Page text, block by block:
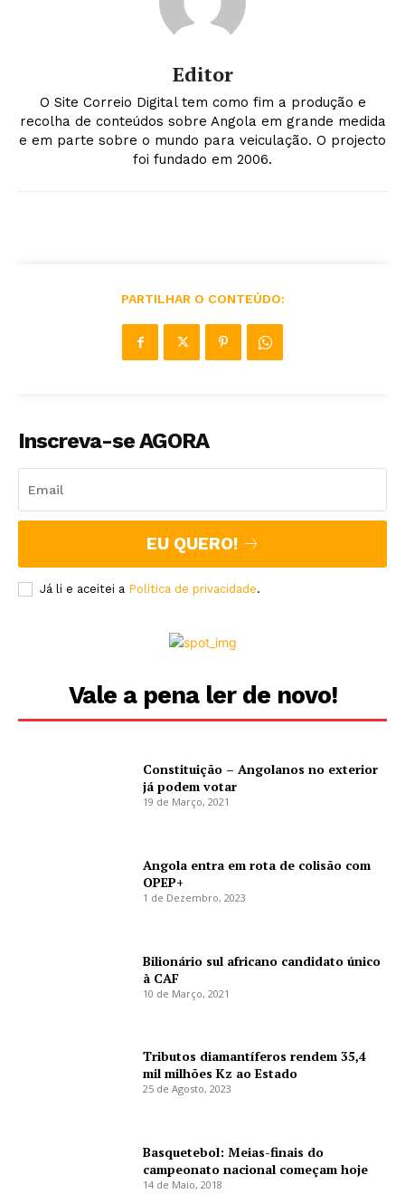
Editor
O Site Correio Digital tem como fim a produção e
recolha de conteúdos sobre Angola em grande medida
e em parte sobre o mundo para veiculação. O projecto
foi fundado em 2006.
PARTILHAR O CONTEÚDO:
Inscreva-se AGORA
EU QUERO!
Já li e aceitei a Política de privacidade.
Vale a pena ler de novo!
Constituição – Angolanos no exterior
já podem votar
19 de Março, 2021
Angola entra em rota de colisão com
OPEP+
1 de Dezembro, 2023
Bilionário sul africano candidato único
à CAF
10 de Março, 2021
Tributos diamantíferos rendem 35,4
mil milhões Kz ao Estado
25 de Agosto, 2023
Basquetebol: Meias-finais do
campeonato nacional começam hoje
14 de Maio, 2018